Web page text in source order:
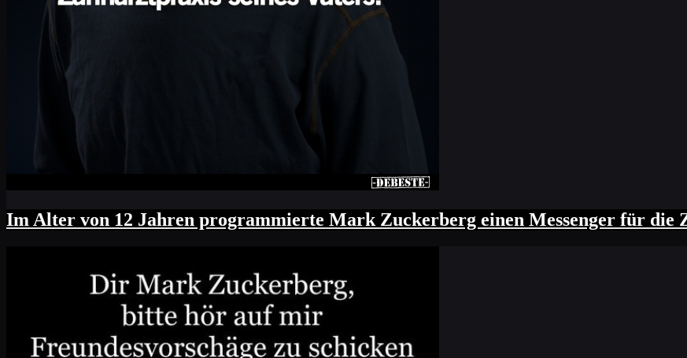
Ist das Mark Zuckerberg?
Mark Zuckerberg ist auf freiem Fuß, weil er die Informationen von Menschen
Informationen von Menschen nicht verkauft.
Im Alter von 12 Jahren programmierte Mark Zuckerberg einen Messenger für die